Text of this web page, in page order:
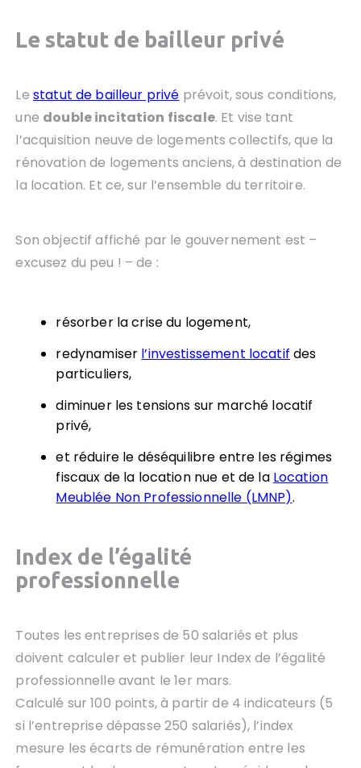
Le statut de bailleur privé
Le statut de bailleur privé prévoit, sous conditions,
une double incitation fiscale. Et vise tant
l’acquisition neuve de logements collectifs, que la
rénovation de logements anciens, à destination de
la location. Et ce, sur l’ensemble du territoire.
Son objectif affiché par le gouvernement est –
excusez du peu ! – de :
résorber la crise du logement,
redynamiser l’investissement locatif des
particuliers,
diminuer les tensions sur marché locatif
privé,
et réduire le déséquilibre entre les régimes
fiscaux de la location nue et de la Location
Meublée Non Professionnelle (LMNP).
Index de l’égalité
professionnelle
Toutes les entreprises de 50 salariés et plus
doivent calculer et publier leur Index de l’égalité
professionnelle avant le 1er mars.
Calculé sur 100 points, à partir de 4 indicateurs (5
si l’entreprise dépasse 250 salariés), l’index
mesure les écarts de rémunération entre les